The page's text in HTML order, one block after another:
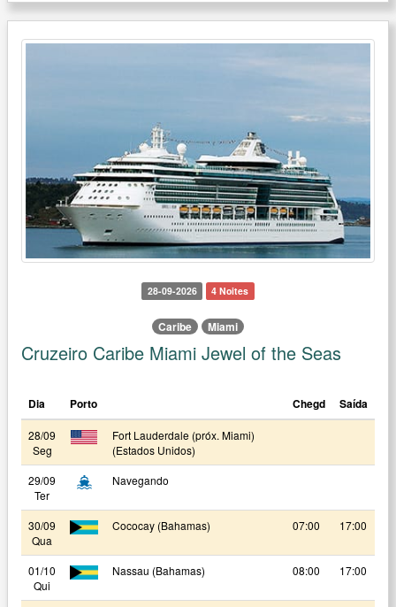
28-09-2026 4 Noites
Caribe Miami
Cruzeiro Caribe Miami Jewel of the Seas
Dia Porto Chegd Saída
28/09
Seg
Fort Lauderdale (próx. Miami)
(Estados Unidos)
29/09
Ter
Navegando
30/09
Qua
Cococay (Bahamas) 07:00 17:00
01/10
Qui
Nassau (Bahamas) 08:00 17:00